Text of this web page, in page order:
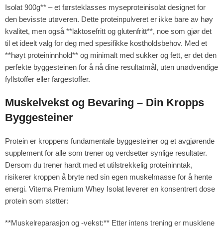
Isolat 900g** – et førsteklasses myseproteinisolat designet for
den bevisste utøveren. Dette proteinpulveret er ikke bare av høy
kvalitet, men også **laktosefritt og glutenfritt**, noe som gjør det
til et ideelt valg for deg med spesifikke kostholdsbehov. Med et
**høyt proteininnhold** og minimalt med sukker og fett, er det den
perfekte byggesteinen for å nå dine resultatmål, uten unødvendige
fyllstoffer eller fargestoffer.
Muskelvekst og Bevaring – Din Kropps
Byggesteiner
Protein er kroppens fundamentale byggesteiner og et avgjørende
supplement for alle som trener og verdsetter synlige resultater.
Dersom du trener hardt med et utilstrekkelig proteininntak,
risikerer kroppen å bryte ned sin egen muskelmasse for å hente
energi. Viterna Premium Whey Isolat leverer en konsentrert dose
protein som støtter:
**Muskelreparasjon og -vekst:** Etter intens trening er musklene